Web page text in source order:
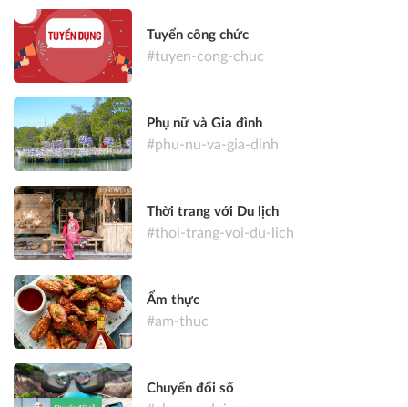
Tuyển công chức
#tuyen-cong-chuc
Phụ nữ và Gia đình
#phu-nu-va-gia-dinh
Thời trang với Du lịch
#thoi-trang-voi-du-lich
Ẩm thực
#am-thuc
Chuyển đổi số